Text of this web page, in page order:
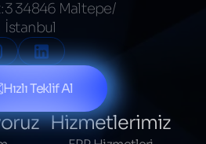
34846 Maltepe/
İstanbul
Hızlı Teklif Al
Hizmetlerimiz